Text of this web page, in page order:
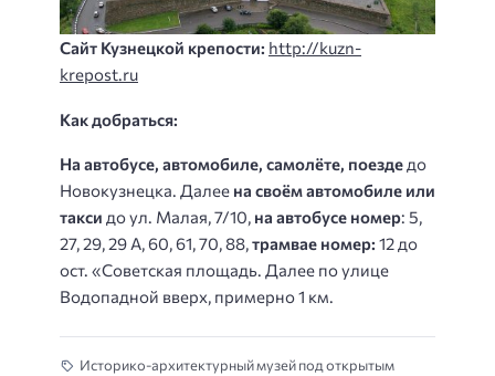
Сайт Кузнецкой крепости: http://kuzn-
krepost.ru
Как добраться:
На автобусе, автомобиле, самолёте, поезде до
Новокузнецка. Далее на своём автомобиле или
такси до ул. Малая, 7/10, на автобусе номер: 5,
27, 29, 29 А, 60, 61, 70, 88,трамвае номер: 12 до
ост. «Советская площадь. Далее по улице
Водопадной вверх, примерно 1 км.
Историко-архитектурный музей под открытым